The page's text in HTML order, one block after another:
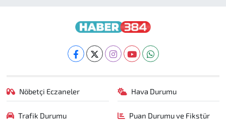
Nöbetçi Eczaneler Hava Durumu
Trafik Durumu Puan Durumu ve Fikstür